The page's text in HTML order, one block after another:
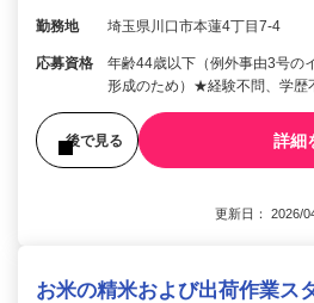
勤務地 埼玉県川口市本蓮4丁目7-4
応募資格
年齢44歳以下（例外事由3号の
形成のため）★経験不問、学歴
後で見る 詳細
更新日： 2026/
お米の精米および出荷作業ス